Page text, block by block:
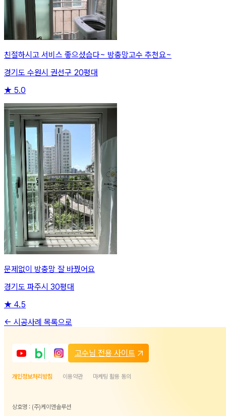
친절하시고 서비스 좋으셨슴다~ 방충망고수 추천요~
경기도 수원시 권선구 20평대
★ 5.0
문제없이 방충망 잘 바꿨어요
경기도 파주시 30평대
★ 4.5
← 시공사례 목록으로
고수님 전용 사이트
개인정보처리방침 이용약관 마케팅 활용 동의
상호명 : (주)케이앤솔루션